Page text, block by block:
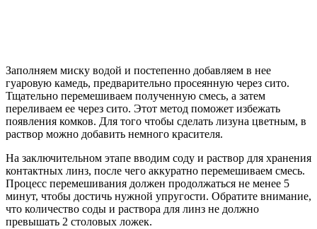
Заполняем миску водой и постепенно добавляем в нее
гуаровую камедь, предварительно просеянную через сито.
Тщательно перемешиваем полученную смесь, а затем
переливаем ее через сито. Этот метод поможет избежать
появления комков. Для того чтобы сделать лизуна цветным, в
раствор можно добавить немного красителя.
На заключительном этапе вводим соду и раствор для хранения
контактных линз, после чего аккуратно перемешиваем смесь.
Процесс перемешивания должен продолжаться не менее 5
минут, чтобы достичь нужной упругости. Обратите внимание,
что количество соды и раствора для линз не должно
превышать 2 столовых ложек.